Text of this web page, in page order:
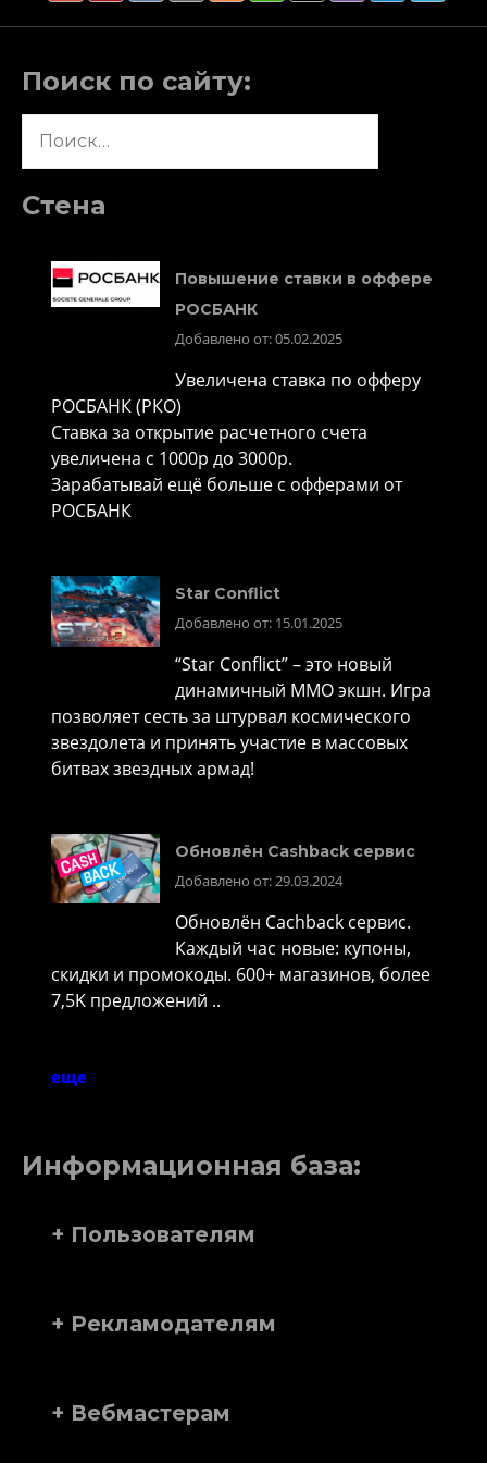
Поиск по сайту:
Стена
Повышение ставки в оффере
РОСБАНК
Добавлено от: 05.02.2025
Увеличена ставка по офферу
РОСБАНК (РКО)
Ставка за открытие расчетного счета
увеличена с 1000р до 3000р.
Зарабатывай ещё больше с офферами от
РОСБАНК
Star Conflict
Добавлено от: 15.01.2025
“Star Conflict” – это новый
динамичный MMO экшн. Игра
позволяет сесть за штурвал космического
звездолета и принять участие в массовых
битвах звездных армад!
Обновлён Cashback сервис
Добавлено от: 29.03.2024
Обновлён Cachback сервис.
Каждый час новые: купоны,
скидки и промокоды. 600+ магазинов, более
7,5K предложений ..
еще
Информационная база:
+ Пользователям
+ Рекламодателям
+ Вебмастерам